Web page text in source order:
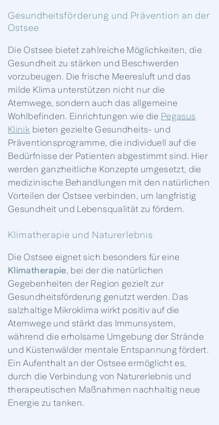
Gesundheitsförderung und Prävention an der
Ostsee
Die Ostsee bietet zahlreiche Möglichkeiten, die
Gesundheit zu stärken und Beschwerden
vorzubeugen. Die frische Meeresluft und das
milde Klima unterstützen nicht nur die
Atemwege, sondern auch das allgemeine
Wohlbefinden. Einrichtungen wie die Pegasus
Klinik bieten gezielte Gesundheits- und
Präventionsprogramme, die individuell auf die
Bedürfnisse der Patienten abgestimmt sind. Hier
werden ganzheitliche Konzepte umgesetzt, die
medizinische Behandlungen mit den natürlichen
Vorteilen der Ostsee verbinden, um langfristig
Gesundheit und Lebensqualität zu fördern.
Klimatherapie und Naturerlebnis
Die Ostsee eignet sich besonders für eine
Klimatherapie, bei der die natürlichen
Gegebenheiten der Region gezielt zur
Gesundheitsförderung genutzt werden. Das
salzhaltige Mikroklima wirkt positiv auf die
Atemwege und stärkt das Immunsystem,
während die erholsame Umgebung der Strände
und Küstenwälder mentale Entspannung fördert.
Ein Aufenthalt an der Ostsee ermöglicht es,
durch die Verbindung von Naturerlebnis und
therapeutischen Maßnahmen nachhaltig neue
Energie zu tanken.